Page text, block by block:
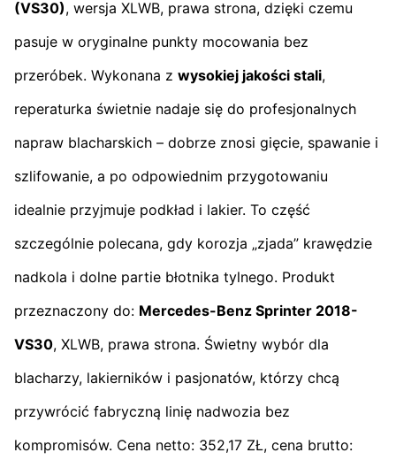
(VS30), wersja XLWB, prawa strona, dzięki czemu
pasuje w oryginalne punkty mocowania bez
przeróbek. Wykonana z wysokiej jakości stali,
reperaturka świetnie nadaje się do profesjonalnych
napraw blacharskich – dobrze znosi gięcie, spawanie i
szlifowanie, a po odpowiednim przygotowaniu
idealnie przyjmuje podkład i lakier. To część
szczególnie polecana, gdy korozja „zjada” krawędzie
nadkola i dolne partie błotnika tylnego. Produkt
przeznaczony do: Mercedes-Benz Sprinter 2018-
VS30, XLWB, prawa strona. Świetny wybór dla
blacharzy, lakierników i pasjonatów, którzy chcą
przywrócić fabryczną linię nadwozia bez
kompromisów. Cena netto: 352,17 ZŁ, cena brutto: